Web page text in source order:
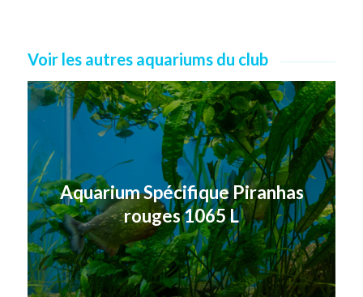
Voir les autres aquariums du club
Aquarium Spécifique Piranhas
rouges 1065 L